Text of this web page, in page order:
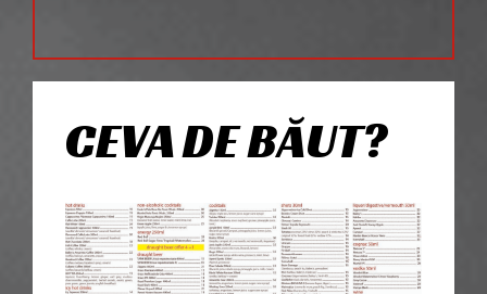
CEVA DE BĂUT?